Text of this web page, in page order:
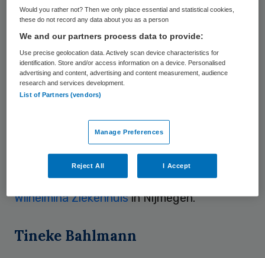
Rotterdam. Zij is eind maart 2012 benoemd
als lid van de raad. Na de zomer neemt ze
de taken over van de huidige voorzitter Ad
Scheepbouwer. Dat heeft het ziekenhuis
maandag bekendgemaakt.
het Commissariaat voor de Media en lid van
de Raad van Commissarissen van ING.
Ervaring in de zorg heeft ze opgedaan in de
raad van toezicht van hetCanisius
Wilhelmina Ziekenhuisin Nijmegen.
Tineke Bahlmann
Would you rather not? Then we only place essential and statistical cookies,
these do not record any data about you as a person
We and our partners process data to provide:
Use precise geolocation data. Actively scan device characteristics for
identification. Store and/or access information on a device. Personalised
advertising and content, advertising and content measurement, audience
research and services development.
List of Partners (vendors)
Manage Preferences
Reject All I Accept